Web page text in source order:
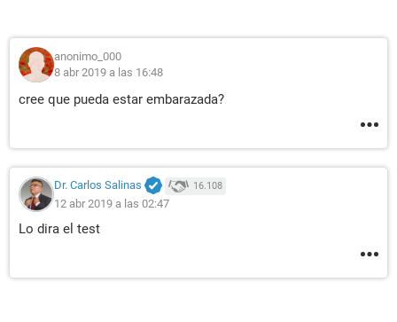
anonimo_000
8 abr 2019 a las 16:48
cree que pueda estar embarazada?
Dr. Carlos Salinas 16.108
12 abr 2019 a las 02:47
Lo dira el test